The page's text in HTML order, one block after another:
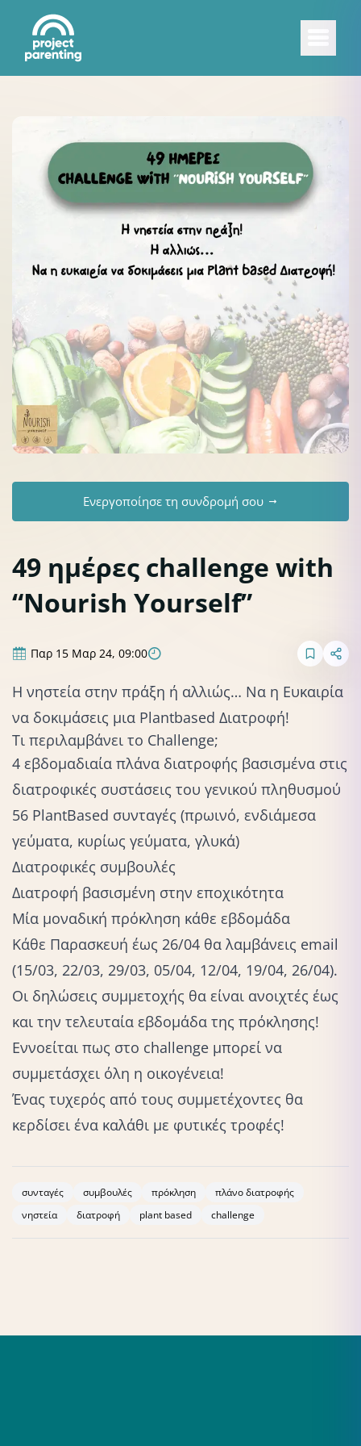
Ενεργοποίησε τη συνδρομή σου
49 ημέρες challenge with
“Nourish Yourself”
Παρ 15 Μαρ 24, 09:00
Η νηστεία στην πράξη ή αλλιώς… Να η Ευκαιρία
να δοκιμάσεις μια Plantbased Διατροφή!
Τι περιλαμβάνει το Challenge;
4 εβδομαδιαία πλάνα διατροφής βασισμένα στις
διατροφικές συστάσεις του γενικού πληθυσμού
56 PlantBased συνταγές (πρωινό, ενδιάμεσα
γεύματα, κυρίως γεύματα, γλυκά)
Διατροφικές συμβουλές
Διατροφή βασισμένη στην εποχικότητα
Μία μοναδική πρόκληση κάθε εβδομάδα
Κάθε Παρασκευή έως 26/04 θα λαμβάνεις email
(15/03, 22/03, 29/03, 05/04, 12/04, 19/04, 26/04).
Οι δηλώσεις συμμετοχής θα είναι ανοιχτές έως
και την τελευταία εβδομάδα της πρόκλησης!
Εννοείται πως στο challenge μπορεί να
συμμετάσχει όλη η οικογένεια!
Ένας τυχερός από τους συμμετέχοντες θα
κερδίσει ένα καλάθι με φυτικές τροφές!
συνταγές συμβουλές πρόκληση
πλάνο διατροφής
νηστεία
διατροφή plant based challenge